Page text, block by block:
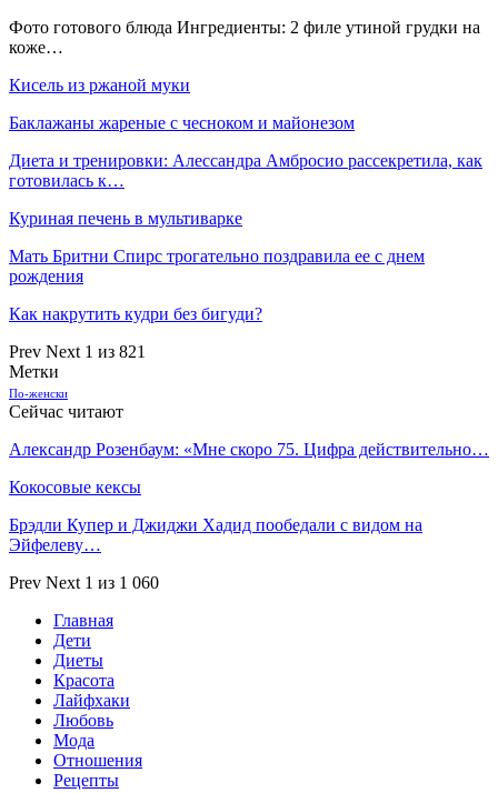
Фото готового блюда Ингредиенты: 2 филе утиной грудки на
коже…
Кисель из ржаной муки
Баклажаны жареные с чесноком и майонезом
Диета и тренировки: Алессандра Амбросио рассекретила, как
готовилась к…
Куриная печень в мультиварке
Мать Бритни Спирс трогательно поздравила ее с днем
рождения
Как накрутить кудри без бигуди?
Prev Next 1 из 821
Метки
По-женски
Сейчас читают
Александр Розенбаум: «Мне скоро 75. Цифра действительно…
Кокосовые кексы
Брэдли Купер и Джиджи Хадид пообедали с видом на
Эйфелеву…
Prev Next 1 из 1 060
Главная
Дети
Диеты
Красота
Лайфхаки
Любовь
Мода
Отношения
Рецепты